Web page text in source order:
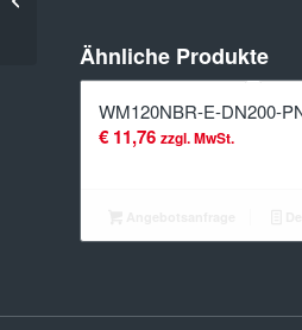
Ähnliche Produkte
WM120NBR-E-DN200-
€ 11,76 zzgl. MwSt.